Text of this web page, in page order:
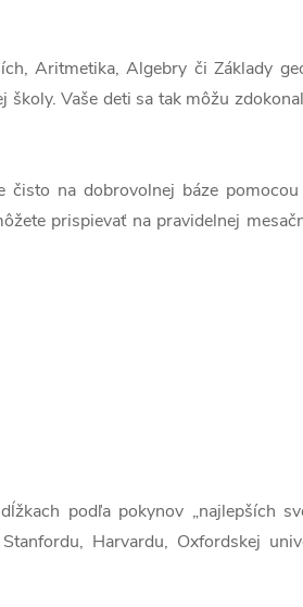
Aritmetika, Algebry či Základy
školy. Vaše deti sa tak môžu
na dobrovolnej báze
prispievať na pravidelnej
podľa pokynov „najlepších
Harvardu, Oxfordskej